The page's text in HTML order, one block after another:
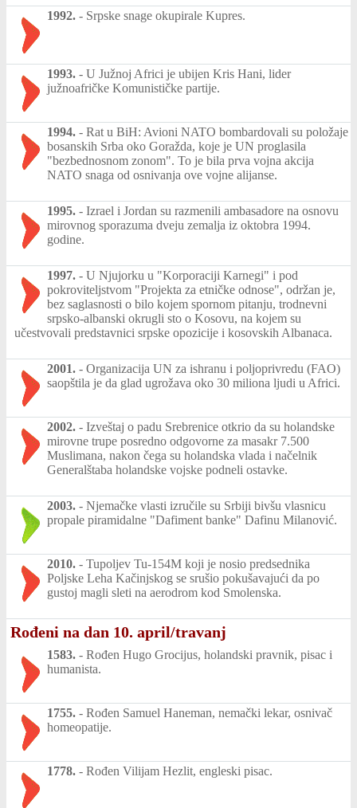
1992. - Srpske snage okupirale Kupres.
1993. - U Južnoj Africi je ubijen Kris Hani, lider
južnoafričke Komunističke partije.
1994. - Rat u BiH: Avioni NATO bombardovali su položaje
bosanskih Srba oko Goražda, koje je UN proglasila
"bezbednosnom zonom". To je bila prva vojna akcija
NATO snaga od osnivanja ove vojne alijanse.
1995. - Izrael i Jordan su razmenili ambasadore na osnovu
mirovnog sporazuma dveju zemalja iz oktobra 1994.
godine.
1997. - U Njujorku u "Korporaciji Karnegi" i pod
pokroviteljstvom "Projekta za etničke odnose", održan je,
bez saglasnosti o bilo kojem spornom pitanju, trodnevni
srpsko-albanski okrugli sto o Kosovu, na kojem su
učestvovali predstavnici srpske opozicije i kosovskih Albanaca.
2001. - Organizacija UN za ishranu i poljoprivredu (FAO)
saopštila je da glad ugrožava oko 30 miliona ljudi u Africi.
2002. - Izveštaj o padu Srebrenice otkrio da su holandske
mirovne trupe posredno odgovorne za masakr 7.500
Muslimana, nakon čega su holandska vlada i načelnik
Generalštaba holandske vojske podneli ostavke.
2003. - Njemačke vlasti izručile su Srbiji bivšu vlasnicu
propale piramidalne "Dafiment banke" Dafinu Milanović.
2010. - Tupoljev Tu-154M koji je nosio predsednika
Poljske Leha Kačinjskog se srušio pokušavajući da po
gustoj magli sleti na aerodrom kod Smolenska.
Rođeni na dan 10. april/travanj
1583. - Rođen Hugo Grocijus, holandski pravnik, pisac i
humanista.
1755. - Rođen Samuel Haneman, nemački lekar, osnivač
homeopatije.
1778. - Rođen Vilijam Hezlit, engleski pisac.